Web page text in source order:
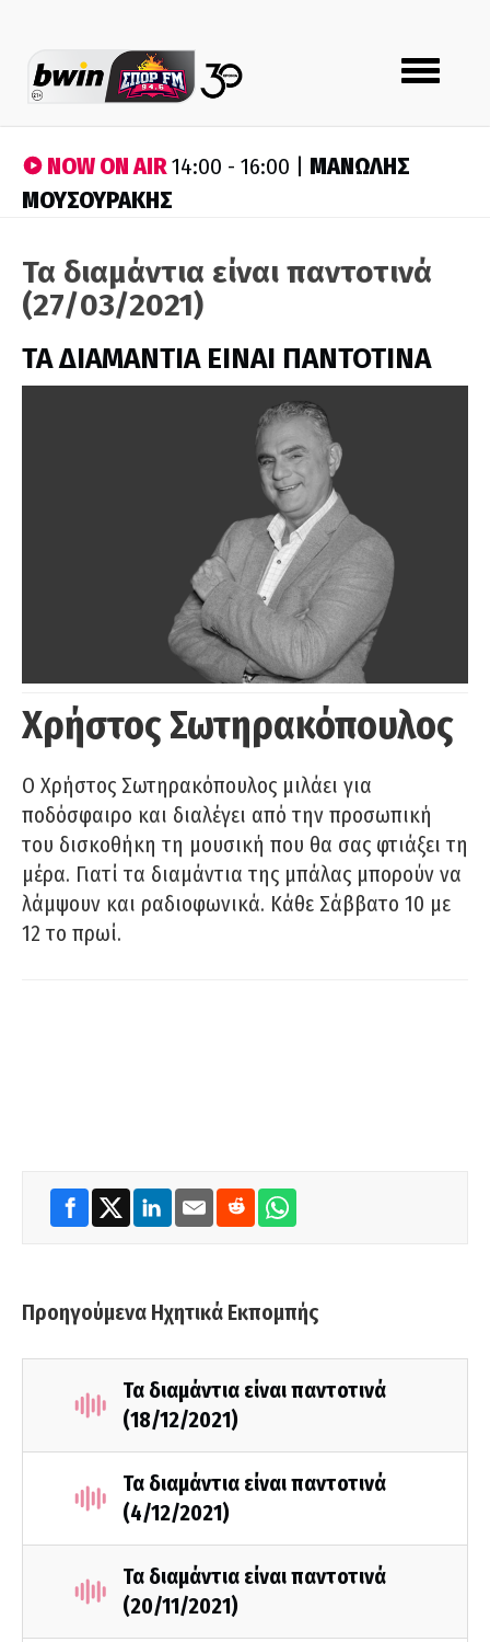
Toggle
navigation
NOW ON AIR14:00 - 16:00 | ΜΑΝΩΛΗΣ
ΜΟΥΣΟΥΡΑΚΗΣ
Τα διαμάντια είναι παντοτινά
(27/03/2021)
ΤΑ ΔΙΑΜΑΝΤΙΑ ΕΙΝΑΙ ΠΑΝΤΟΤΙΝΑ
Χρήστος Σωτηρακόπουλος
Ο Χρήστος Σωτηρακόπουλος μιλάει για
ποδόσφαιρο και διαλέγει από την προσωπική
του δισκοθήκη τη μουσική που θα σας φτιάξει τη
μέρα. Γιατί τα διαμάντια της μπάλας μπορούν να
λάμψουν και ραδιοφωνικά. Κάθε Σάββατο 10 με
12 το πρωί.
Προηγούμενα Ηχητικά Εκπομπής
Τα διαμάντια είναι παντοτινά
(18/12/2021)
Τα διαμάντια είναι παντοτινά
(4/12/2021)
Τα διαμάντια είναι παντοτινά
(20/11/2021)